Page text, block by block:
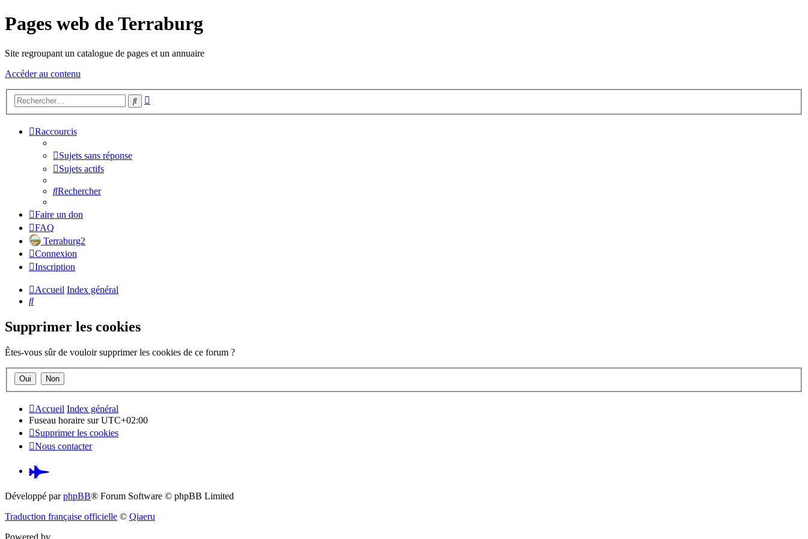
Pages web de Terraburg
Site regroupant un catalogue de pages et un annuaire
Accéder au contenu
Rechercher
Raccourcis
Sujets sans réponse
Sujets actifs
Rechercher
Faire un don
FAQ
Terraburg2
Connexion
Inscription
Accueil Index général
Rechercher
Supprimer les cookies
Êtes-vous sûr de vouloir supprimer les cookies de ce forum ?
Accueil Index général
Fuseau horaire surUTC+02:00
Supprimer les cookies
Nous contacter
Pardus.at
(S’ouvre
Développé parphpBB® Forum Software © phpBB Limited
Traduction française officielle © Qiaeru
Powered by